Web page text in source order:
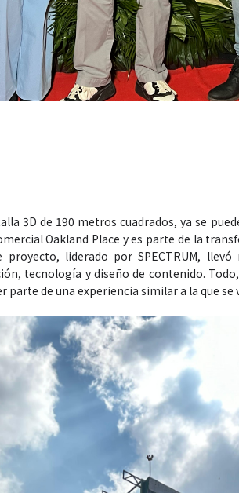
3D de 190 metros cuadrados, ya se
Oakland Place y es parte de la
proyecto, liderado por SPECTRUM,
tecnología y diseño de contenido.
parte de una experiencia similar a la que se
Espectáculos
“Donde quiera que
“FRAGMENTOS” su
álbum de estudio